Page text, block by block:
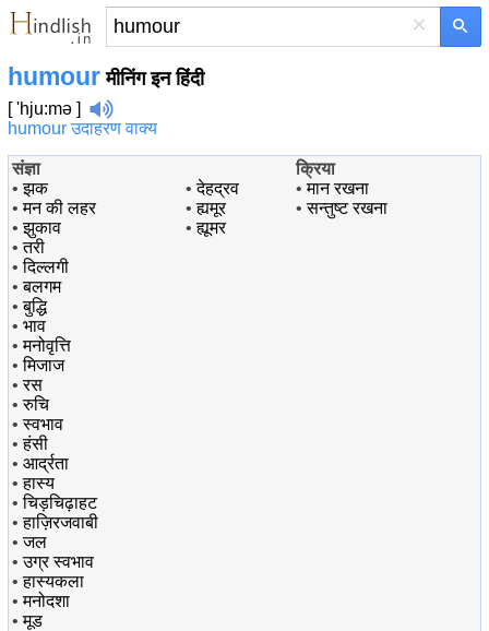
×
humour मीनिंग इन हिंदी
[ 'hju:mə ]
humour उदाहरण वाक्य
संज्ञा
•झक
•मन की लहर
•झुकाव
•तरी
•दिल्लगी
•बलगम
•बुद्धि
• भाव
•मनोवृत्ति
•मिजाज
•रस
•रुचि
•स्वभाव
•हंसी
• आर्द्रता
•हास्य
•चिड़चिढ़ाहट
•हाज़िरजवाबी
•जल
•उग्र स्वभाव
•हास्यकला
•मनोदशा
•मूड
•देहद्रव
•ह्यमूर
•ह्यूमर
क्रिया
•मान रखना
•सन्तुष्ट रखना